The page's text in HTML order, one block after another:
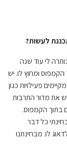
לעשות?
לי עוד שנה
ומחוץ לו. יש
פעילויות כגון
את מדור התרבות
בתוך הקמפוס.
כל דבר
לו. מבחינתנו